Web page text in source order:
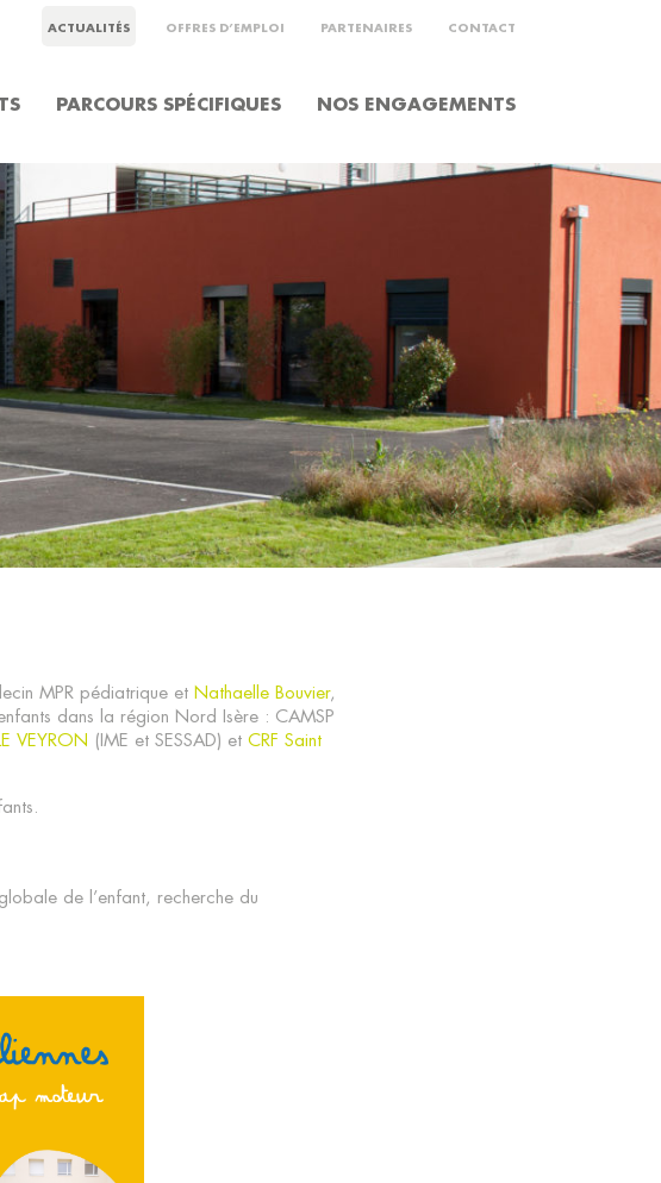
PARCOURS SPÉCIFIQUES NOS ENGAGEMENTS
ACTUALITÉS OFFRES D’EMPLOI PARTENAIRES CONTACT
MPR pédiatrique et Nathaelle Bouvier,
dans la région Nord Isère : CAMSP
VEYRON (IME et SESSAD) et CRF Saint
de l’enfant, recherche du